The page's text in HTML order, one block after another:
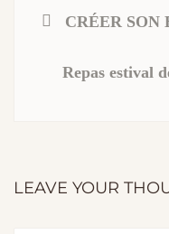
Repas estival
LEAVE YOUR